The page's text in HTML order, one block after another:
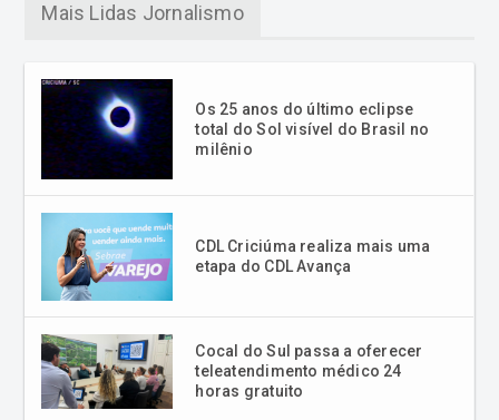
Mais Lidas Jornalismo
Os 25 anos do último eclipse
total do Sol visível do Brasil no
milênio
CDL Criciúma realiza mais uma
etapa do CDL Avança
Cocal do Sul passa a oferecer
teleatendimento médico 24
horas gratuito